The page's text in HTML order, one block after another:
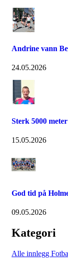
Andrine vann
24.05.2026
Sterk 5000
15.05.2026
God tid på
09.05.2026
Kategori
Alle innlegg